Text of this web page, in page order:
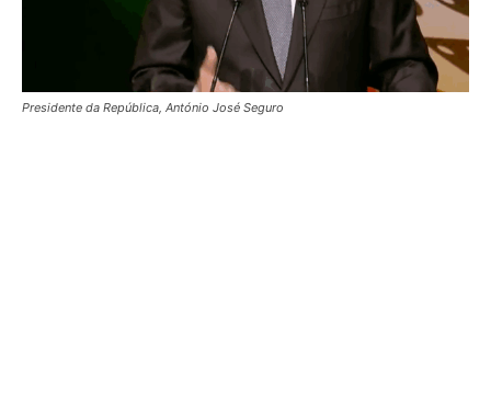
Presidente da República, António José Seguro